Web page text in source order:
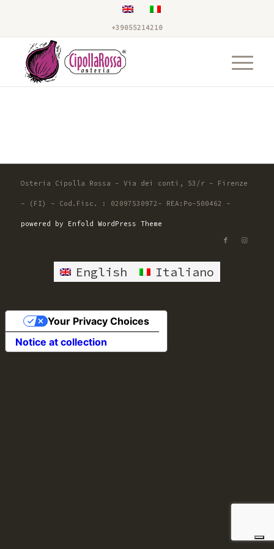
+39055214210
Osteria Cipolla Rossa - Via dei conti, 53/r - Firenze
- (FI) - Cod.Fisc. : 02097530972- REA:Po-500462 -
powered by Enfold WordPress Theme
English Italiano
Notice at collection
Your Privacy Choices